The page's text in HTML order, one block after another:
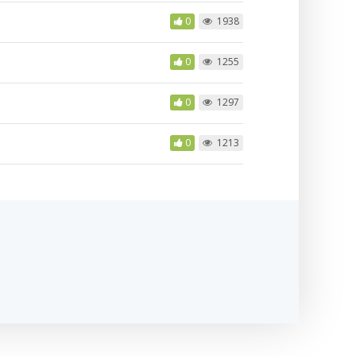
0 1938
0 1255
0 1297
0 1213